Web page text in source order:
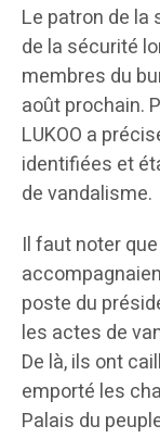
Le patron de
de la sécurité
membres du
août prochain.
LUKOO a
identifiées et
de vandalisme.
Il faut noter
poste du
les actes de
De là, ils ont
emporté les
Palais du